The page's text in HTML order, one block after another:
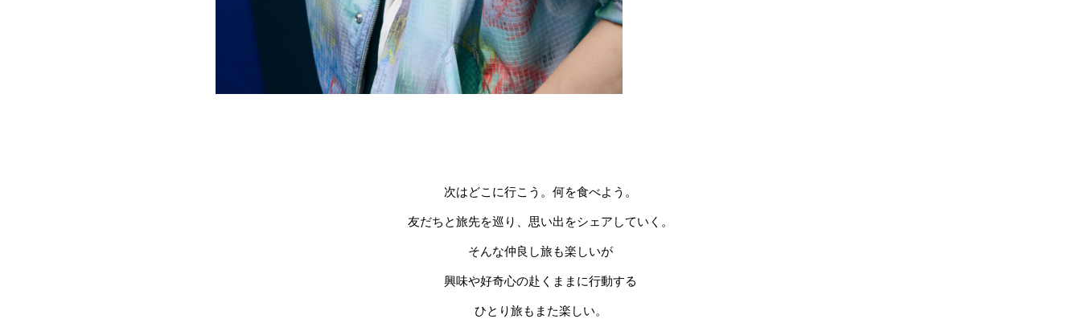
次はどこに行こう。何を食べよう。
友だちと旅先を巡り、思い出をシェアしていく。
そんな仲良し旅も楽しいが
興味や好奇心の赴くままに行動する
ひとり旅もまた楽しい。